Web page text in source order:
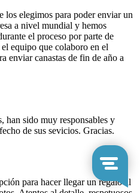
los elegimos para poder enviar un
a nivel mundial y hemos
el proceso por parte de
equipo que colaboro en el
enviar canastas de fin de año a
han sido muy responsables y
de sus sevicios. Gracias.
para hacer llegar un regalo al